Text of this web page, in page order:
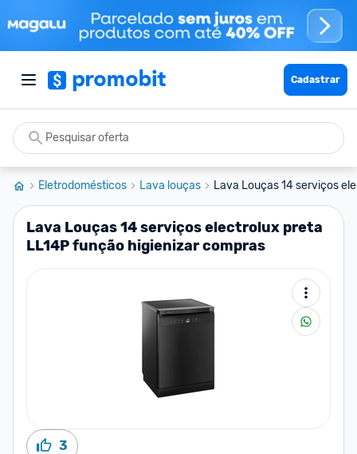
Cadastrar
Eletrodomésticos Lava louças Lava Louças 14 serviços
Lava Louças 14 serviços electrolux preta
LL14P função higienizar compras
3